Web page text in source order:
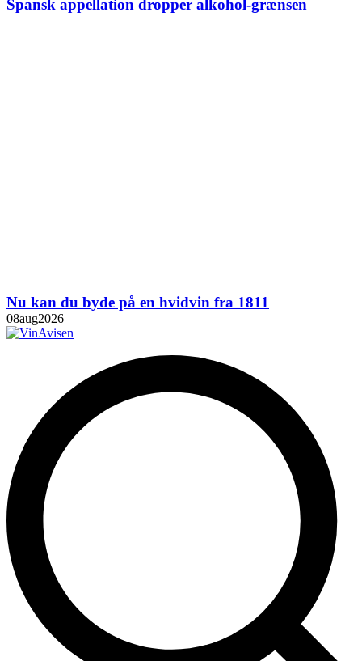
Spansk appellation dropper alkohol-grænsen
Nu kan du byde på en hvidvin fra 1811
08aug2026